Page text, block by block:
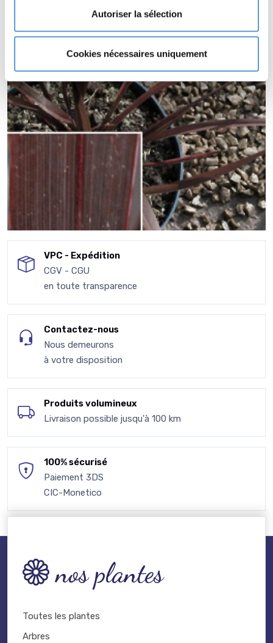
Autoriser la sélection
Cookies nécessaires uniquement
VPC - Expédition
CGV - CGU
en toute transparence
Contactez-nous
Nous demeurons
à votre disposition
Produits volumineux
Livraison possible jusqu'à 100 km
100% sécurisé
Paiement 3DS
CIC-Monetico
nos plantes
Toutes les plantes
Arbres